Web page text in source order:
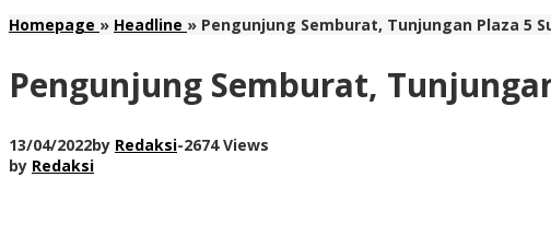
Homepage » Headline » Pengunjung Semburat, Tunjungan Plaza 5
Pengunjung Semburat,
13/04/2022by Redaksi-2674 Views
by Redaksi